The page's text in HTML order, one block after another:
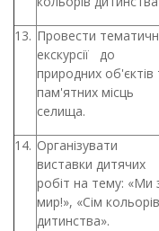
13. Провести
екскурсії до
природних об'єктів
пам'ятних місць
селища.
14. Організувати
виставки дитячих
робіт на тему: «Ми
мир!», «Сім кольорів
дитинства».